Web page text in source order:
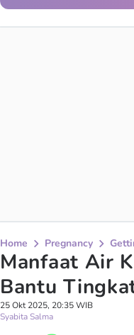
Home Pregnancy
Manfaat Air
Bantu
25 Okt 2025, 20:35 WIB
Syabita Salma